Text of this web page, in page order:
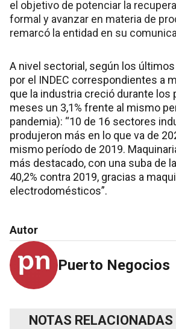
el objetivo de potenciar la
formal y avanzar en materia de
remarcó la entidad en su
A nivel sectorial, según los
por el INDEC correspondientes a
que la industria creció durante los
meses un 3,1% frente al mismo
pandemia): “10 de 16 sectores
produjeron más en lo que va de
mismo período de 2019.
más destacado, con una suba de
40,2% contra 2019, gracias a
electrodomésticos”.
Autor
Puerto Negocios
NOTAS RELACIONADAS